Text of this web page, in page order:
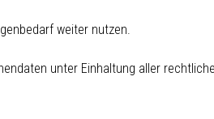
weiter nutzen.
unter Einhaltung aller